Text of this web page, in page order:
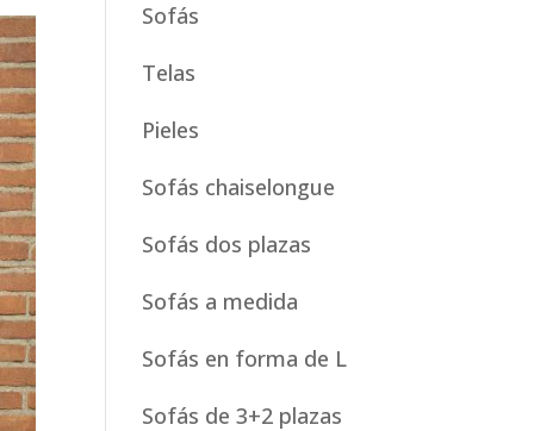
Sofás
Telas
Pieles
Sofás chaiselongue
Sofás dos plazas
Sofás a medida
Sofás en forma de L
Sofás de 3+2 plazas